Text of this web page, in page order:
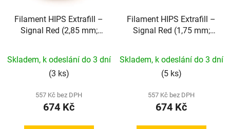
Filament HIPS Extrafill –
Signal Red (2,85 mm;
Skladem, k odeslání do 3 dní
(3 ks)
557 Kč bez DPH
674 Kč
Filament HIPS Extrafill –
Signal Red (1,75 mm;
Skladem, k odeslání do 3 dní
(5 ks)
557 Kč bez DPH
674 Kč